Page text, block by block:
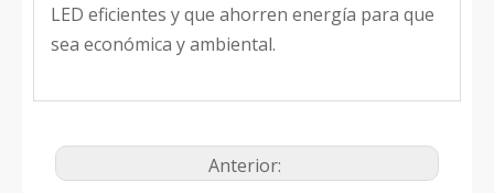
LED eficientes y que ahorren energía para que
sea económica y ambiental.
Anterior: